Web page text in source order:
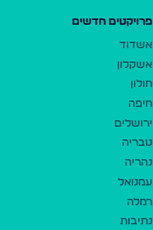
פרויקטים חדשים
אשדוד
אשקלון
חולון
חיפה
ירושלים
טבריה
נהריה
עמנואל
רמלה
נתיבות